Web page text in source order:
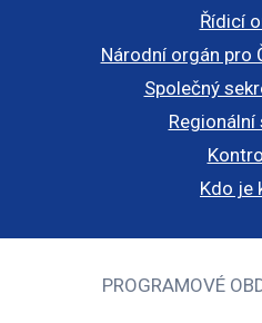
Řídicí
Národní orgán pro
Společný
Regionální
Kdo je
PROGRAMOVÉ